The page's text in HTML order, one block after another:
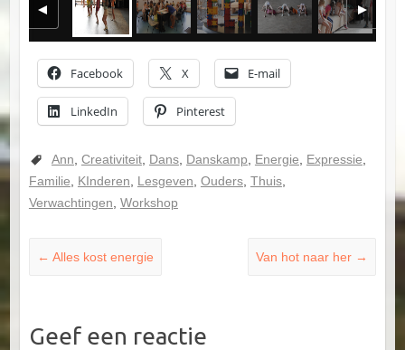
Facebook X E-mail
LinkedIn Pinterest
Ann Creativiteit, Dans, Danskamp Energie Expressie
Familie
KInderen Lesgeven Ouders, Thuis,
Verwachtingen Workshop
← Alles kost energie Van hot naar her →
Geef een reactie